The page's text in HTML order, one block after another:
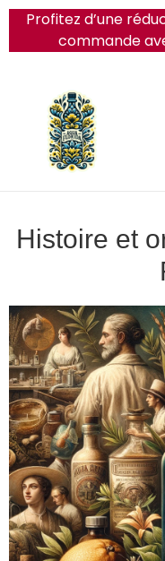
Profitez d’une
commande
Histoire et